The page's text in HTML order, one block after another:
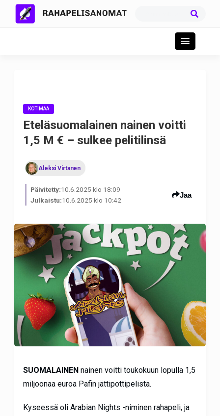
KOTIMAA
Eteläsuomalainen nainen voitti
1,5 M € – sulkee pelitilinsä
Aleksi Virtanen
Päivitetty:10.6.2025 klo 18:09
Julkaistu:10.6.2025 klo 10:42
Jaa
SUOMALAINEN nainen voitti toukokuun lopulla 1,5
miljoonaa euroa Pafin jättipottipelistä.
Kyseessä oli Arabian Nights -niminen rahapeli, ja